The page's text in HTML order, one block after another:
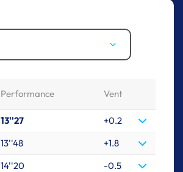
Performance Vent
13''27
+0.2
13''48
+1.8
14''20
-0.5